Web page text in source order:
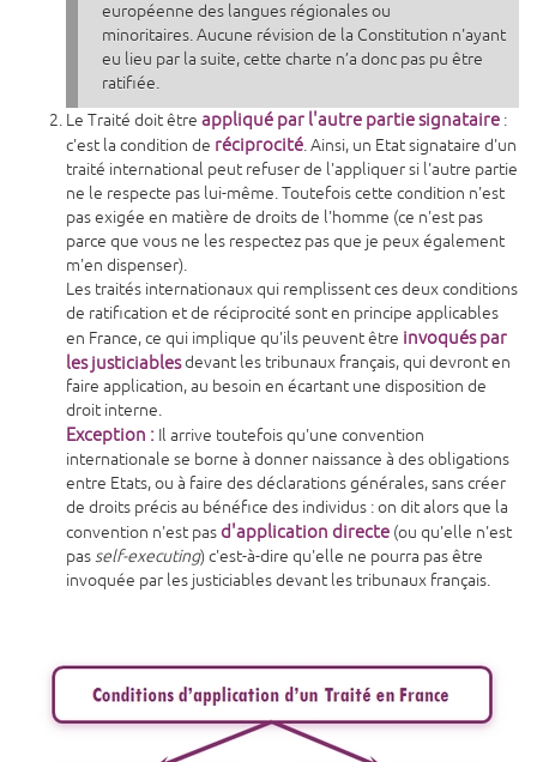
européenne des langues régionales ou
minoritaires. Aucune révision de la Constitution n'ayant
eu lieu par la suite, cette charte n’a donc pas pu être
ratifiée.
Le Traité doit être appliqué par l'autre partie signataire :
c'est la condition de réciprocité. Ainsi, un Etat signataire d'un
traité international peut refuser de l'appliquer si l'autre partie
ne le respecte pas lui-même. Toutefois cette condition n'est
pas exigée en matière de droits de l'homme (ce n'est pas
parce que vous ne les respectez pas que je peux également
m'en dispenser).
Les traités internationaux qui remplissent ces deux conditions
de ratification et de réciprocité sont en principe applicables
en France, ce qui implique qu'ils peuvent être invoqués par
les justiciablesdevant les tribunaux français, qui devront en
faire application, au besoin en écartant une disposition de
droit interne.
Exception : Il arrive toutefois qu'une convention
internationale se borne à donner naissance à des obligations
entre Etats, ou à faire des déclarations générales, sans créer
de droits précis au bénéfice des individus : on dit alors que la
convention n'est pasd'application directe (ou qu'elle n'est
pasself-executing) c'est-à-dire qu'elle ne pourra pas être
invoquée par les justiciables devant les tribunaux français.